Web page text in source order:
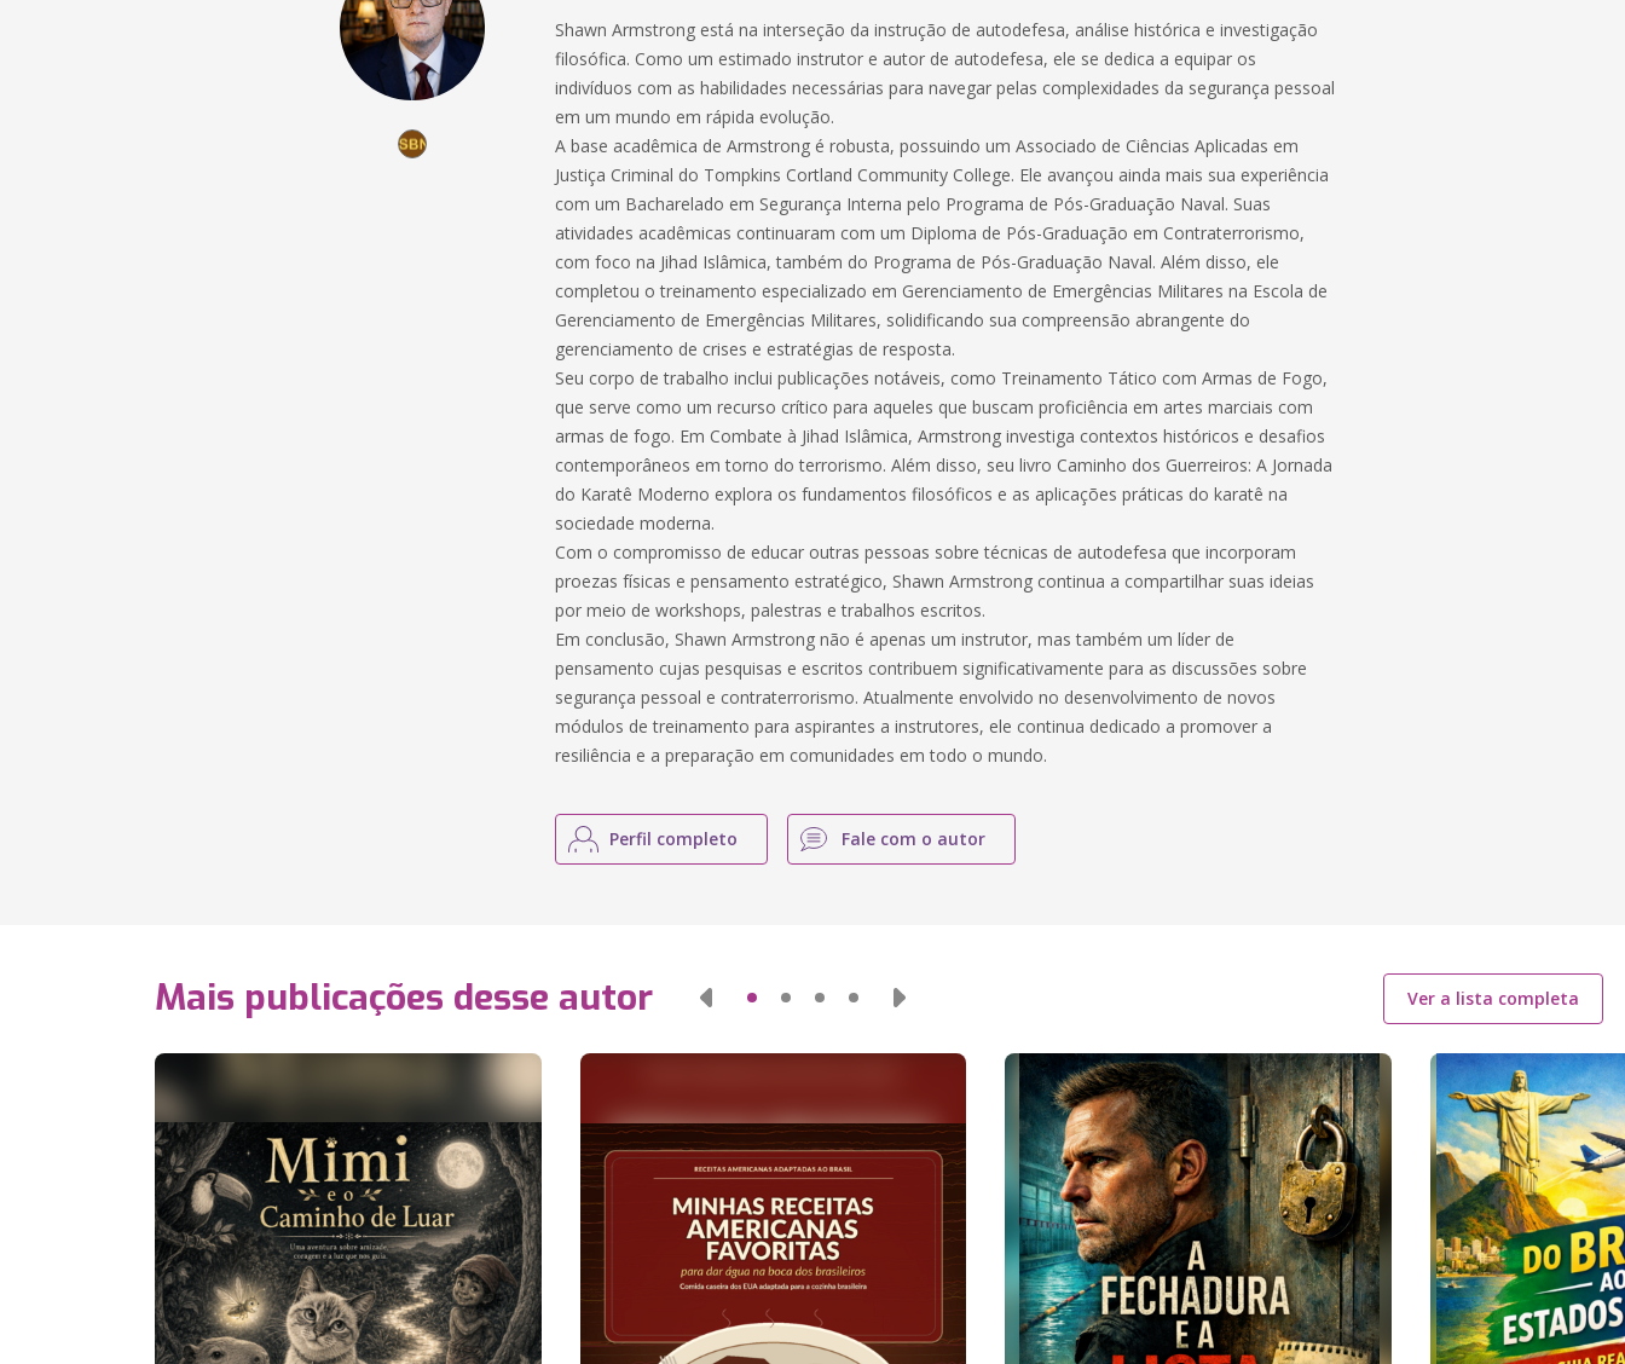
Shawn Armstrong está na interseção da instrução de autodefesa, análise histórica e investigação
filosófica. Como um estimado instrutor e autor de autodefesa, ele se dedica a equipar os
indivíduos com as habilidades necessárias para navegar pelas complexidades da segurança pessoal
em um mundo em rápida evolução.
A base acadêmica de Armstrong é robusta, possuindo um Associado de Ciências Aplicadas em
Justiça Criminal do Tompkins Cortland Community College. Ele avançou ainda mais sua experiência
com um Bacharelado em Segurança Interna pelo Programa de Pós-Graduação Naval. Suas
atividades acadêmicas continuaram com um Diploma de Pós-Graduação em Contraterrorismo,
com foco na Jihad Islâmica, também do Programa de Pós-Graduação Naval. Além disso, ele
completou o treinamento especializado em Gerenciamento de Emergências Militares na Escola de
Gerenciamento de Emergências Militares, solidificando sua compreensão abrangente do
gerenciamento de crises e estratégias de resposta.
Seu corpo de trabalho inclui publicações notáveis, como Treinamento Tático com Armas de Fogo,
que serve como um recurso crítico para aqueles que buscam proficiência em artes marciais com
armas de fogo. Em Combate à Jihad Islâmica, Armstrong investiga contextos históricos e desafios
contemporâneos em torno do terrorismo. Além disso, seu livro Caminho dos Guerreiros: A Jornada
do Karatê Moderno explora os fundamentos filosóficos e as aplicações práticas do karatê na
sociedade moderna.
Com o compromisso de educar outras pessoas sobre técnicas de autodefesa que incorporam
proezas físicas e pensamento estratégico, Shawn Armstrong continua a compartilhar suas ideias
por meio de workshops, palestras e trabalhos escritos.
Em conclusão, Shawn Armstrong não é apenas um instrutor, mas também um líder de
pensamento cujas pesquisas e escritos contribuem significativamente para as discussões sobre
segurança pessoal e contraterrorismo. Atualmente envolvido no desenvolvimento de novos
módulos de treinamento para aspirantes a instrutores, ele continua dedicado a promover a
resiliência e a preparação em comunidades em todo o mundo.
Perfil completo Fale com o autor
Mais publicações desse autor Ver a lista completa